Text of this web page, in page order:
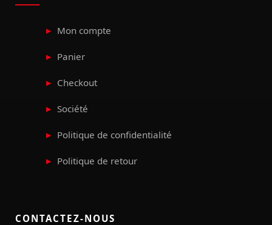
Mon compte
Panier
Checkout
Société
Politique de confidentialité
Politique de retour
CONTACTEZ-NOUS